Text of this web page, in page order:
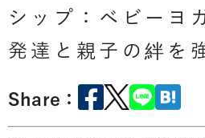
シップ：ベビーヨ
発達と親子の絆を
Share：